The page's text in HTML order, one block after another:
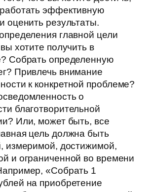
эффективную
оценить результаты.
главной цели
хотите получить в
Собрать определенную
Привлечь внимание
к конкретной проблеме?
о
благотворительной
Или, может быть, все
цель должна быть
измеримой, достижимой,
и ограниченной во времени
«Собрать 1
на приобретение